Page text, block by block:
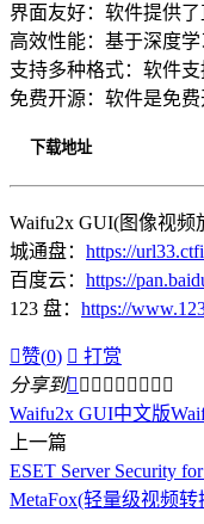
界面友好：软件提供
高效性能：基于深度
支持多种格式：软件支
免费开源：软件是免
下载地址
Waifu2x GUI(图像视频
城通盘： https://
百度云： https://
123 盘： https://
赞(0)  打赏
分享到        
Waifu2x GUI中文版
上一篇
ESET Server Security
MetaFox(轻量级视频